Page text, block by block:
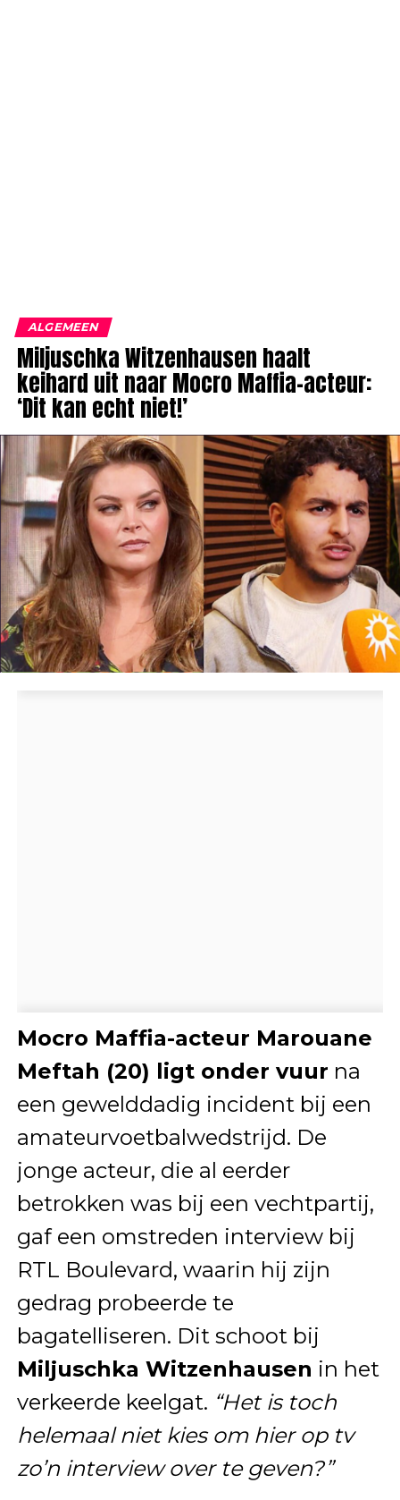
ALGEMEEN
Miljuschka Witzenhausen haalt
keihard uit naar Mocro Maffia-acteur:
‘Dit kan echt niet!’
Mocro Maffia-acteur Marouane
Meftah (20) ligt onder vuur na
een gewelddadig incident bij een
amateurvoetbalwedstrijd. De
jonge acteur, die al eerder
betrokken was bij een vechtpartij,
gaf een omstreden interview bij
RTL Boulevard, waarin hij zijn
gedrag probeerde te
bagatelliseren. Dit schoot bij
Miljuschka Witzenhausen in het
verkeerde keelgat. “Het is toch
helemaal niet kies om hier op tv
zo’n interview over te geven?”